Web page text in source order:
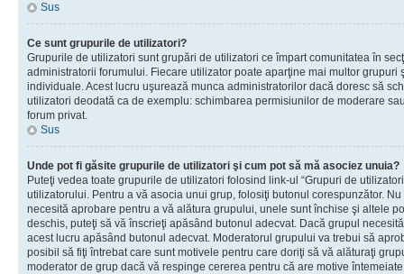
Sus
Ce sunt grupurile de utilizatori?
Grupurile de utilizatori sunt grupări de utilizatori ce împart comunitatea în
administratorii forumului. Fiecare utilizator poate aparţine mai multor grupuri
individuale. Acest lucru uşurează munca administratorilor dacă doresc să
utilizatori deodată ca de exemplu: schimbarea permisiunilor de moderare
forum privat.
Sus
Unde pot fi găsite grupurile de utilizatori şi cum pot să mă asociez unuia?
Puteţi vedea toate grupurile de utilizatori folosind link-ul “Grupuri de
utilizatorului. Pentru a vă asocia unui grup, folosiţi butonul corespunzător.
necesită aprobare pentru a vă alătura grupului, unele sunt închise şi altele
deschis, puteţi să vă înscrieţi apăsând butonul adecvat. Dacă grupul
acest lucru apăsând butonul adecvat. Moderatorul grupului va trebui să
posibil să fiţi întrebat care sunt motivele pentru care doriţi să vă alăturaţi
moderator de grup dacă vă respinge cererea pentru că are motive